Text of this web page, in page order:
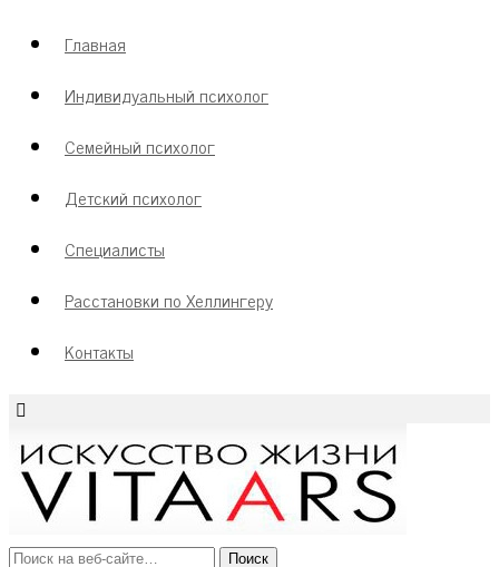
Главная
Индивидуальный психолог
Семейный психолог
Детский психолог
Специалисты
Расстановки по Хеллингеру
Контакты